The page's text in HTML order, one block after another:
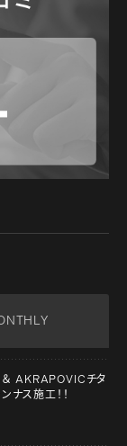
AKRAPOVICチタ
ナス施工！！